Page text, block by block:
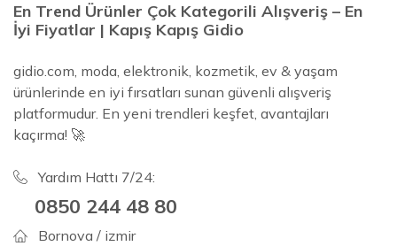
En Trend Ürünler Çok Kategorili Alışveriş – En
İyi Fiyatlar | Kapış Kapış Gidio
gidio.com, moda, elektronik, kozmetik, ev & yaşam
ürünlerinde en iyi fırsatları sunan güvenli alışveriş
platformudur. En yeni trendleri keşfet, avantajları
kaçırma! 🚀
Yardım Hattı 7/24:
0850 244 48 80
Bornova / izmir